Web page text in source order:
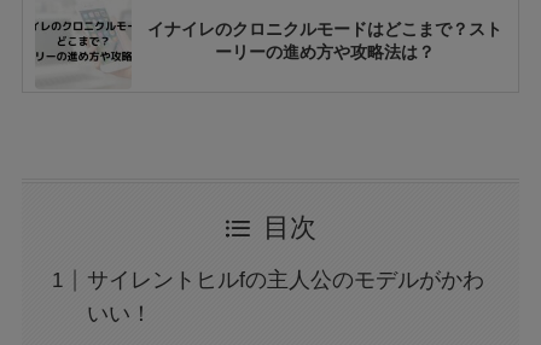
イナイレのクロニクルモードはどこまで？スト
ーリーの進め方や攻略法は？
サマルトリアの王子の呪いはクリア後どうな
る？呪い無効にする方法は？(ドラクエ2)
目次
サイレントヒルfの主人公のモデルがかわ
いい！